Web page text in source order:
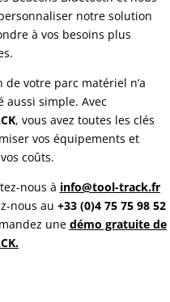
notre solution
à vos besoins plus
de votre parc matériel n’a
aussi simple. Avec
, vous avez toutes les clés
vos équipements et
coûts.
nous à info@tool-track.fr
nous au +33 (0)4 75 75 98 52
une démo gratuite de